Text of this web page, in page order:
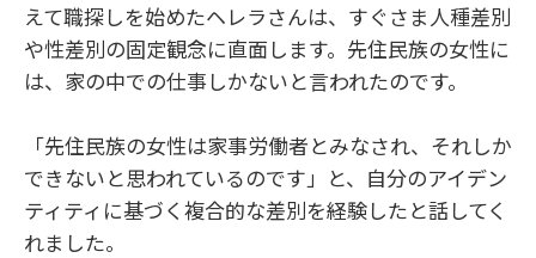
えて職探しを始めたヘレラさんは、すぐさま人種差別
や性差別の固定観念に直面します。先住民族の女性に
は、家の中での仕事しかないと言われたのです。
「先住民族の女性は家事労働者とみなされ、それしか
できないと思われているのです」と、自分のアイデン
ティティに基づく複合的な差別を経験したと話してく
れました。